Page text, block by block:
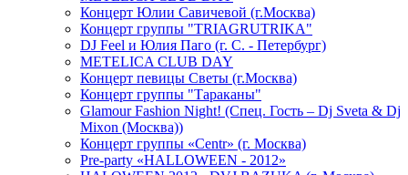
Концерт Юлии Савичевой (г.Москва)
Концерт группы "TRIAGRUTRIKA"
DJ Feel и Юлия Паго (г. С. - Петербург)
METELICA CLUB DAY
Концерт певицы Светы (г.Москва)
Концерт группы "Тараканы"
Glamour Fashion Night! (Спец. Гость – Dj Sveta & Dj
Mixon (Москва))
Концерт группы «Centr» (г. Москва)
Pre-party «HALLOWEEN - 2012»